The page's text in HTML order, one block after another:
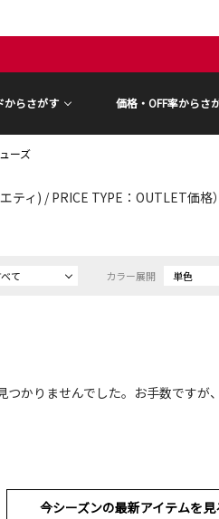
からさがす 価格・OFF率からさ
ーズ
ティ) / PRICE TYPE：OUTLET価格）
て カラー展開 単色
かりませんでした。お手数ですが
今シーズンの最新アイテムを見